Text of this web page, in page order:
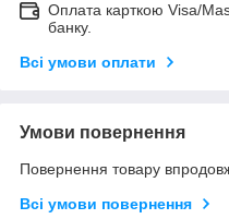
Оплата карткою Visa/
банку.
Всі умови оплати
Умови повернення
Повернення товару
Всі умови повернення